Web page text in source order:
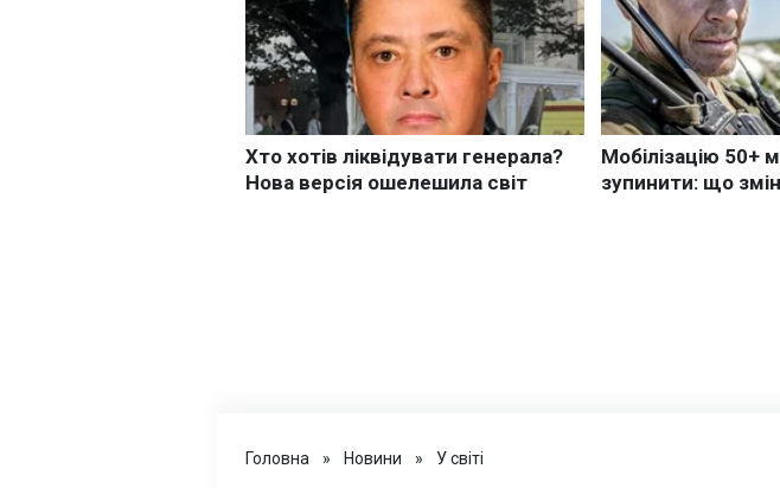
Головна » Новини » У світі